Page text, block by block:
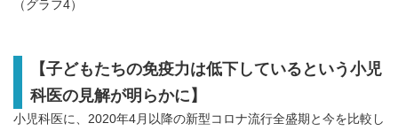
（グラフ4）
【子どもたちの免疫力は低下しているという小児
科医の見解が明らかに】
小児科医に、2020年4月以降の新型コロナ流行全盛期と今を比較し